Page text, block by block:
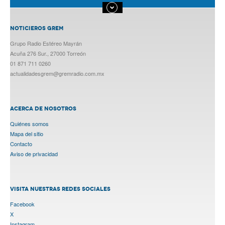
NOTICIEROS GREM
Grupo Radio Estéreo Mayrán
Acuña 276 Sur., 27000 Torreón
01 871 711 0260
actualidadesgrem@gremradio.com.mx
ACERCA DE NOSOTROS
Quiénes somos
Mapa del sitio
Contacto
Aviso de privacidad
VISITA NUESTRAS REDES SOCIALES
Facebook
X